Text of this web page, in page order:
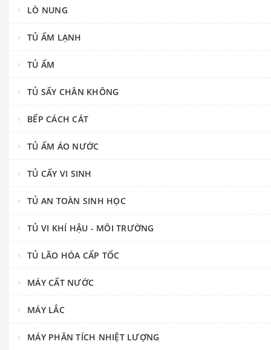
LÒ NUNG
TỦ ẤM LẠNH
TỦ ẤM
TỦ SẤY CHÂN KHÔNG
BẾP CÁCH CÁT
TỦ ẤM ÁO NƯỚC
TỦ CẤY VI SINH
TỦ AN TOÀN SINH HỌC
TỦ VI KHÍ HẬU - MÔI TRƯỜNG
TỦ LÃO HÓA CẤP TỐC
MÁY CẤT NƯỚC
MÁY LẮC
MÁY PHÂN TÍCH NHIỆT LƯỢNG